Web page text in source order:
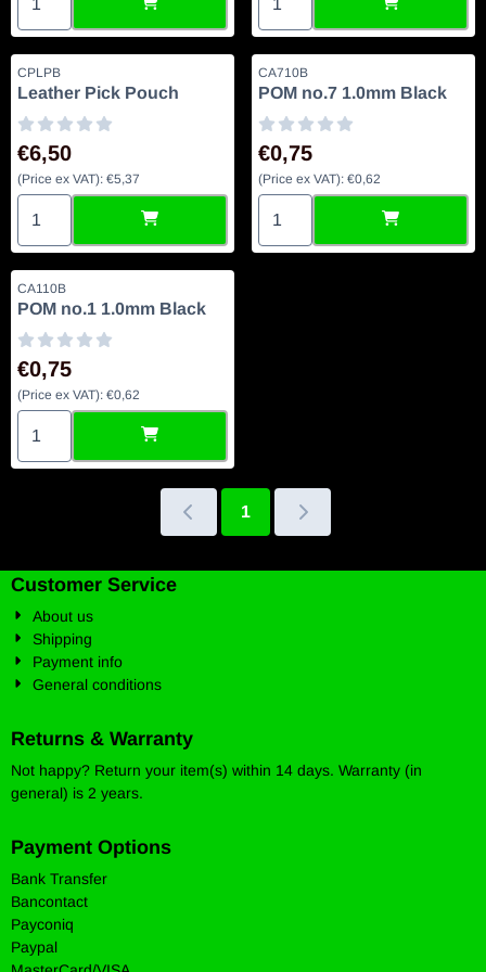
Artikelnummer
CPLPB
Leather Pick Pouch
Prijs: 6,50, exclusief btw: 5,37
€6,50
(Price ex VAT): €5,37
Artikelnummer
CA710B
POM no.7 1.0mm Black
Prijs: 0,75, exclusief btw: 0,62
€0,75
(Price ex VAT): €0,62
Artikelnummer
CA110B
POM no.1 1.0mm Black
Prijs: 0,75, exclusief btw: 0,62
€0,75
(Price ex VAT): €0,62
1
Customer Service
About us
Shipping
Payment info
General conditions
Returns & Warranty
Not happy? Return your item(s) within 14 days. Warranty (in
general) is 2 years.
Payment Options
Bank Transfer
Bancontact
Payconiq
Paypal